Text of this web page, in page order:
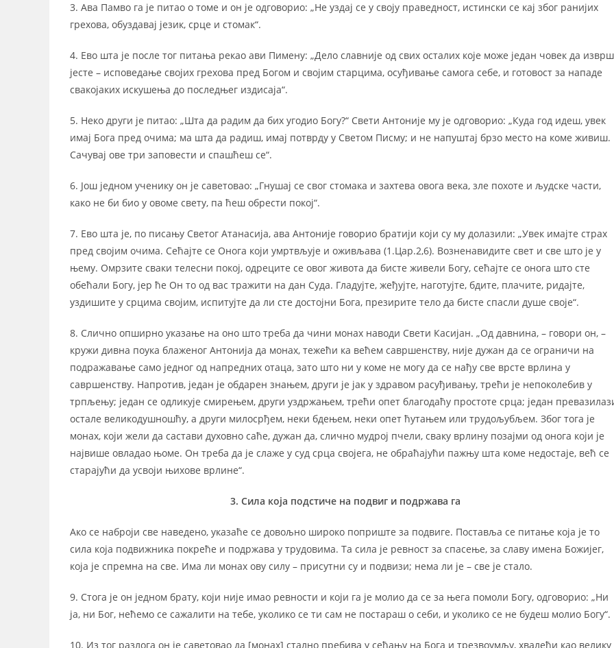
3. Ава Памво га је питао о томе и он је одговорио: „Не уздај се у своју праведност, истински се кај због ранијих
грехова, обуздавај језик, срце и стомак“.
4. Ево шта је после тог питања рекао ави Пимену: „Дело славније од свих осталих које може један човек да
јесте – исповедање својих грехова пред Богом и својим старцима, осуђивање самога себе, и готовост за нападе
свакојаких искушења до последњег издисаја“.
5. Неко други је питао: „Шта да радим да бих угодио Богу?“ Свети Антоније му је одговорио: „Куда год идеш, увек
имај Бога пред очима; ма шта да радиш, имај потврду у Светом Писму; и не напуштај брзо место на коме живиш.
Сачувај ове три заповести и спашћеш се“.
6. Још једном ученику он је саветовао: „Гнушај се свог стомака и захтева овога века, зле похоте и људске части,
како не би био у овоме свету, па ћеш обрести покој“.
7. Ево шта је, по писању Светог Атанасија, ава Антоније говорио братији који су му долазили: „Увек имајте страх
пред својим очима. Сећајте се Онога који умртвљује и оживљава (1.Цар.2,6). Возненавидите свет и све што је у
њему. Омрзите сваки телесни покој, одреците се овог живота да бисте живели Богу, сећајте се онога што сте
обећали Богу, јер ће Он то од вас тражити на дан Суда. Гладујте, жеђујте, наготујте, бдите, плачите, ридајте,
уздишите у срцима својим, испитујте да ли сте достојни Бога, презирите тело да бисте спасли душе своје“.
8. Слично опширно указање на оно што треба да чини монах наводи Свети Касијан. „Од давнина, – говори он, –
кружи дивна поука блаженог Антонија да монах, тежећи ка већем савршенству, није дужан да се ограничи на
подражавање само једног од напредних отаца, зато што ни у коме не могу да се нађу све врсте врлина у
савршенству. Напротив, један је обдарен знањем, други је јак у здравом расуђивању, трећи је непоколебив у
трпљењу; један се одликује смирењем, други уздржањем, трећи опет благодаћу простоте срца; један
остале великодушношћу, а други милосрђем, неки бдењем, неки опет ћутањем или трудољубљем. Због тога је
монах, који жели да састави духовно саће, дужан да, слично мудрој пчели, сваку врлину позајми од онога који је
највише овладао њоме. Он треба да је слаже у суд срца својега, не обраћајући пажњу шта коме недостаје, већ се
старајући да усвоји њихове врлине“.
3. Сила која подстиче на подвиг и подржава га
Ако се наброји све наведено, указаће се довољно широко поприште за подвиге. Поставља се питање која је то
сила која подвижника покреће и подржава у трудовима. Та сила је ревност за спасење, за славу имена Божијег,
која је спремна на све. Има ли монах ову силу – присутни су и подвизи; нема ли је – све је стало.
9. Стога је он једном брату, који није имао ревности и који га је молио да се за њега помоли Богу, одговорио: „Ни
ја, ни Бог, нећемо се сажалити на тебе, уколико се ти сам не постараш о себи, и уколико се не будеш молио Богу“.
10. Из тог разлога он је саветовао да [монах] стално пребива у сећању на Бога и трезвоумљу, хвалећи као велику